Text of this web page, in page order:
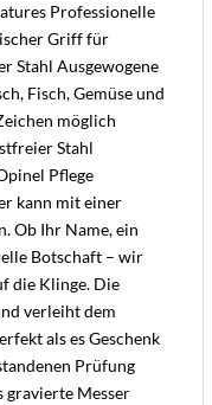
Professionelle
Griff für
Stahl Ausgewogene
Fisch, Gemüse und
möglich
Stahl
Pflege
kann mit einer
Ob Ihr Name, ein
Botschaft – wir
die Klinge. Die
verleiht dem
als es Geschenk
Prüfung
gravierte Messer